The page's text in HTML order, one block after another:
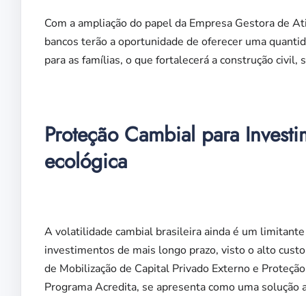
Com a ampliação do papel da Empresa Gestora de
bancos terão a oportunidade de oferecer uma
para as famílias, o que fortalecerá a construção
Proteção Cambial para
ecológica
A volatilidade cambial brasileira ainda é um
investimentos de mais longo prazo, visto o alto
de Mobilização de Capital Privado Externo e
Programa Acredita, se apresenta como uma